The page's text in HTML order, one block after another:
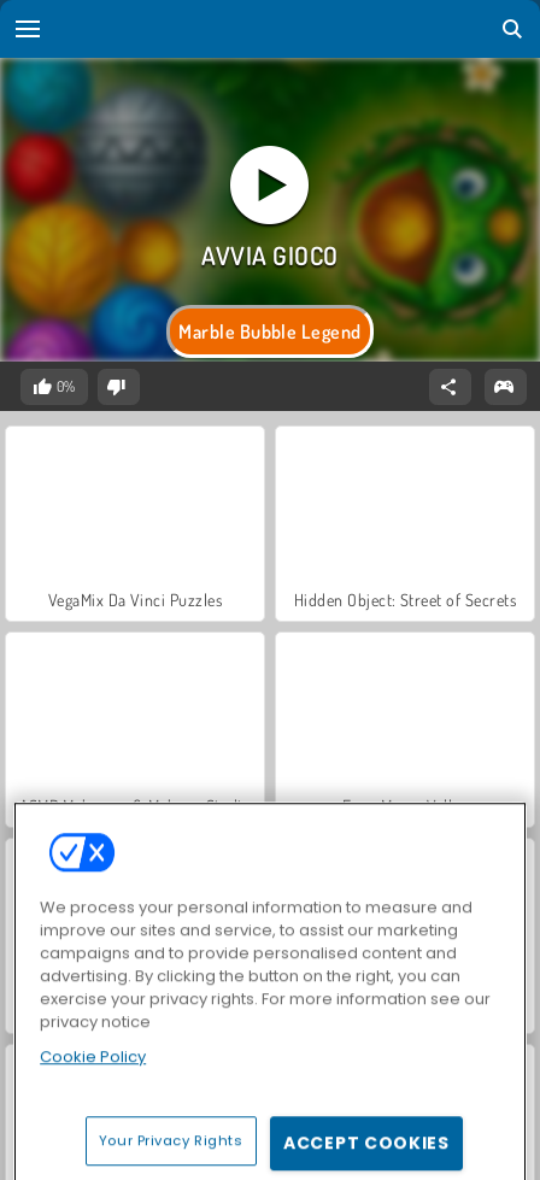
Marble Bubble Legend
0%
VegaMix Da Vinci Puzzles Hidden Object: Street of Secrets
ASMR Makeover & Makeup Studio Farm Merge Valley
Let's Fish! Bubble Shooter Crystal Hunt
We process your personal information to measure and
improve our sites and service, to assist our marketing
campaigns and to provide personalised content and
advertising. By clicking the button on the right, you can
exercise your privacy rights. For more information see our
privacy notice
Cookie Policy
Your Privacy Rights ACCEPT COOKIES